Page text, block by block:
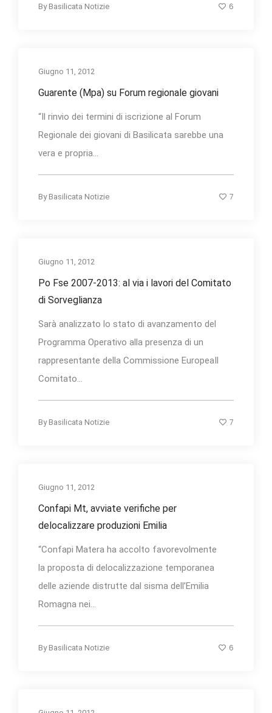
By Basilicata Notizie 6
Giugno 11, 2012
Guarente (Mpa) su Forum regionale giovani
“Il rinvio dei termini di iscrizione al Forum
Regionale dei giovani di Basilicata sarebbe una
vera e propria...
By Basilicata Notizie 7
Giugno 11, 2012
Po Fse 2007-2013: al via i lavori del Comitato
di Sorveglianza
Sarà analizzato lo stato di avanzamento del
Programma Operativo alla presenza di un
rappresentante della Commissione EuropeaIl
Comitato...
By Basilicata Notizie 7
Giugno 11, 2012
Confapi Mt, avviate verifiche per
delocalizzare produzioni Emilia
“Confapi Matera ha accolto favorevolmente
la proposta di delocalizzazione temporanea
delle aziende distrutte dal sisma dell’Emilia
Romagna nei...
By Basilicata Notizie 6